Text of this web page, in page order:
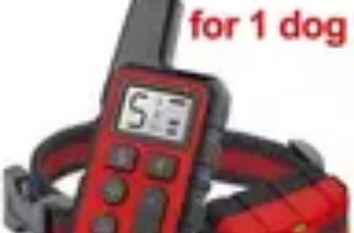
Nouveaux Talents Culture et ImpactPerformance et
Joueurs et Performances
Stars du Basket